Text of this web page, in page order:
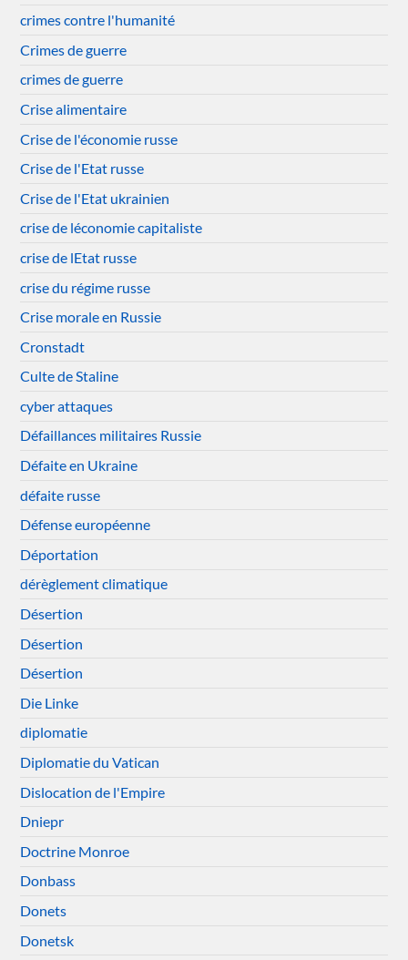
crimes contre l'humanité
Crimes de guerre
crimes de guerre
Crise alimentaire
Crise de l'économie russe
Crise de l'Etat russe
Crise de l'Etat ukrainien
crise de léconomie capitaliste
crise de lEtat russe
crise du régime russe
Crise morale en Russie
Cronstadt
Culte de Staline
cyber attaques
Défaillances militaires Russie
Défaite en Ukraine
défaite russe
Défense européenne
Déportation
dérèglement climatique
Désertion
Désertion
Désertion
Die Linke
diplomatie
Diplomatie du Vatican
Dislocation de l'Empire
Dniepr
Doctrine Monroe
Donbass
Donets
Donetsk